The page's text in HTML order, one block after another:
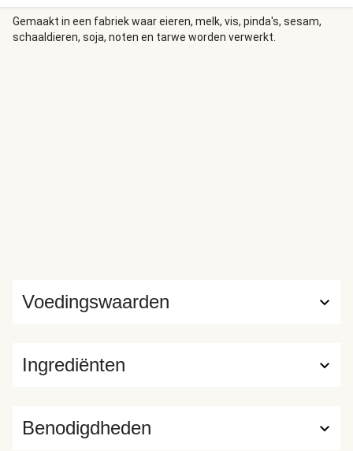
Gemaakt in een fabriek waar eieren, melk, vis, pinda's, sesam,
schaaldieren, soja, noten en tarwe worden verwerkt.
Ingrediënten
Voedingswaarden
Benodigdheden